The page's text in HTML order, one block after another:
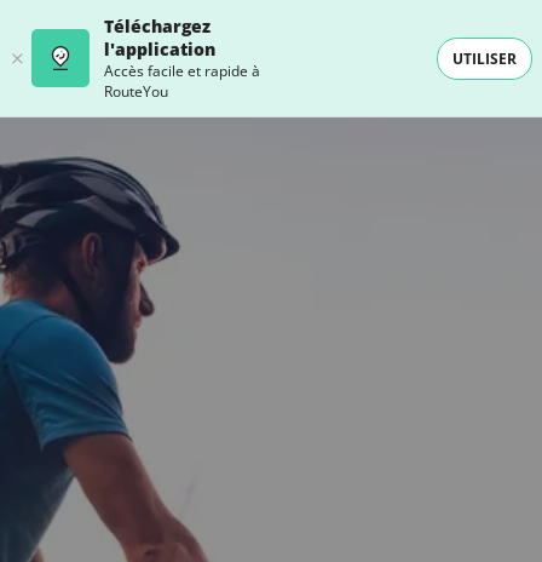
Téléchargez
l'application
Accès facile et rapide à
RouteYou
UTILISER